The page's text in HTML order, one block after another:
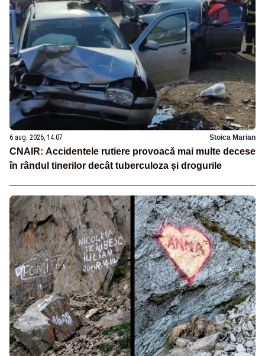
6 aug. 2026, 14:07 Stoica Marian
CNAIR: Accidentele rutiere provoacă mai multe decese
în rândul tinerilor decât tuberculoza și drogurile